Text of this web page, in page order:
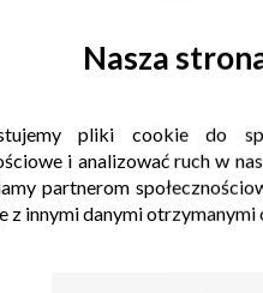
Nasza
pliki cookie do
i analizować ruch w
partnerom
z innymi danymi otrzymanymi